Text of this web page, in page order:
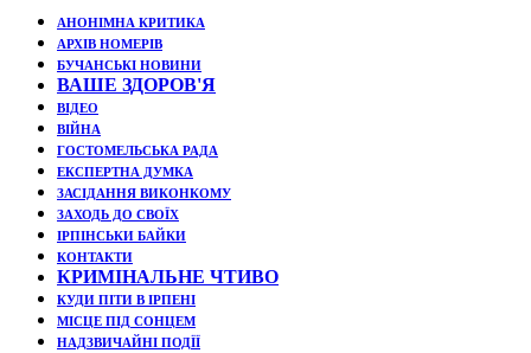
АНОНІМНА КРИТИКА
АРХІВ НОМЕРІВ
БУЧАНСЬКІ НОВИНИ
ВАШЕ ЗДОРОВ'Я
ВІДЕО
ВІЙНА
ГОСТОМЕЛЬСЬКА РАДА
ЕКСПЕРТНА ДУМКА
ЗАСІДАННЯ ВИКОНКОМУ
ЗАХОДЬ ДО СВОЇХ
ІРПІНСЬКИ БАЙКИ
КОНТАКТИ
КРИМІНАЛЬНЕ ЧТИВО
КУДИ ПІТИ В ІРПЕНІ
МІСЦЕ ПІД СОНЦЕМ
НАДЗВИЧАЙНІ ПОДЇЇ